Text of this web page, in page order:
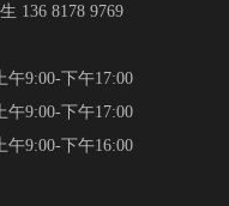
136 8178 9769
午9:00-下午17:00
午9:00-下午17:00
午9:00-下午16:00